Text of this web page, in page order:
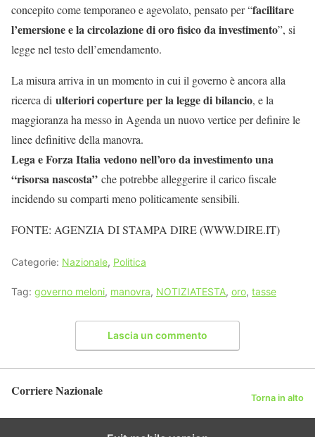
concepito come temporaneo e agevolato, pensato per “facilitare
l’emersione e la circolazione di oro fisico da investimento”, si
legge nel testo dell’emendamento.
La misura arriva in un momento in cui il governo è ancora alla
ricerca di ulteriori coperture per la legge di bilancio, e la
maggioranza ha messo in Agenda un nuovo vertice per definire le
linee definitive della manovra.
Lega e Forza Italia vedono nell’oro da investimento una
“risorsa nascosta” che potrebbe alleggerire il carico fiscale
incidendo su comparti meno politicamente sensibili.
FONTE: AGENZIA DI STAMPA DIRE (WWW.DIRE.IT)
Categorie: Nazionale, Politica
Tag: governo meloni, manovra, NOTIZIATESTA, oro, tasse
Lascia un commento
Corriere Nazionale Torna in alto